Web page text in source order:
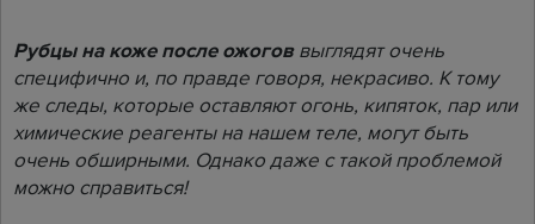
Рубцы на коже после ожоговвыглядят очень
специфично и, по правде говоря, некрасиво. К тому
же следы, которые оставляют огонь, кипяток, пар или
химические реагенты на нашем теле, могут быть
очень обширными. Однако даже с такой проблемой
можно справиться!